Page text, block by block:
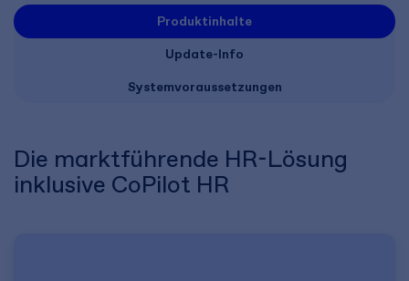
Produktinhalte
Update-Info
Systemvoraussetzungen
Die marktführende HR-Lösung
inklusive CoPilot HR